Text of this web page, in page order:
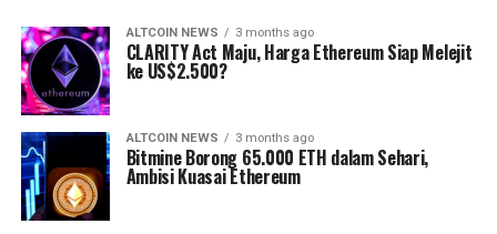
ALTCOIN NEWS 3 months ago
CLARITY Act Maju, Harga Ethereum Siap Melejit
ke US$2.500?
ALTCOIN NEWS 3 months ago
Bitmine Borong 65.000 ETH dalam Sehari,
Ambisi Kuasai Ethereum